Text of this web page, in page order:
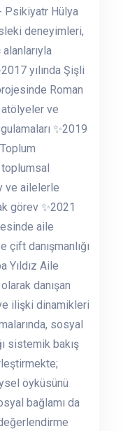
Psikiyatr Hülya
deneyimleri,
yılında Şişli
Roman
atölyeler ve
✨2019
ve ailelerle
görev ✨2021
aile
çift danışmanlığı
Yıldız Aile
danışan
ilişki dinamikleri
sosyal
sistemik bakış
öyküsünü
bağlamı da